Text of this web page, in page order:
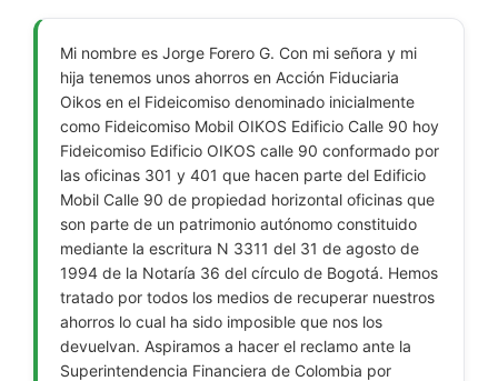
Mi nombre es Jorge Forero G. Con mi señora y mi
hija tenemos unos ahorros en Acción Fiduciaria
Oikos en el Fideicomiso denominado inicialmente
como Fideicomiso Mobil OIKOS Edificio Calle 90 hoy
Fideicomiso Edificio OIKOS calle 90 conformado por
las oficinas 301 y 401 que hacen parte del Edificio
Mobil Calle 90 de propiedad horizontal oficinas que
son parte de un patrimonio autónomo constituido
mediante la escritura N 3311 del 31 de agosto de
1994 de la Notaría 36 del círculo de Bogotá. Hemos
tratado por todos los medios de recuperar nuestros
ahorros lo cual ha sido imposible que nos los
devuelvan. Aspiramos a hacer el reclamo ante la
Superintendencia Financiera de Colombia por